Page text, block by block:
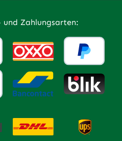
und Zahlungsarten: